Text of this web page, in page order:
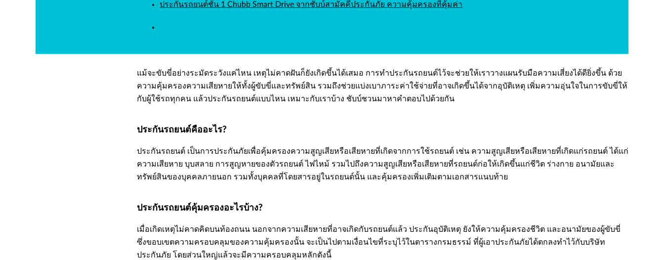
ประกันรถยนต์ชั้น 1 Chubb Smart Drive จากชับบ์สามัคคีประกันภัย ความคุ้มครองที่คุ้มค่า
แม้จะขับขี่อย่างระมัดระวังแค่ไหน เหตุไม่คาดฝันก็ยังเกิดขึ้นได้เสมอ การทำประกันรถยนต์ไว้จะช่วยให้เราวางแผนรับมือความเสี่ยงได้ดียิ่งขึ้น ด้วย
ความคุ้มครองความเสียหายให้ทั้งผู้ขับขี่และทรัพย์สิน รวมถึงช่วยแบ่งเบาภาระค่าใช้จ่ายที่อาจเกิดขึ้นได้จากอุบัติเหตุ เพิ่มความอุ่นใจในการขับขี่ให้
กับผู้ใช้รถทุกคน แล้วประกันรถยนต์แบบไหน เหมาะกับเราบ้าง ชับบ์ชวนมาหาคำตอบไปด้วยกัน
ประกันรถยนต์คืออะไร?
ประกันรถยนต์ เป็นการประกันภัยเพื่อคุ้มครองความสูญเสียหรือเสียหายที่เกิดจากการใช้รถยนต์ เช่น ความสูญเสียหรือเสียหายที่เกิดแก่รถยนต์ ได้แก่
ความเสียหาย บุบสลาย การสูญหายของตัวรถยนต์ ไฟไหม้ รวมไปถึงความสูญเสียหรือเสียหายที่รถยนต์ก่อให้เกิดขึ้นแก่ชีวิต ร่างกาย อนามัยและ
ทรัพย์สินของบุคคลภายนอก รวมทั้งบุคคลที่โดยสารอยู่ในรถยนต์นั้น และคุ้มครองเพิ่มเติมตามเอกสารแนบท้าย
ประกันรถยนต์คุ้มครองอะไรบ้าง?
เมื่อเกิดเหตุไม่คาดคิดบนท้องถนน นอกจากความเสียหายที่อาจเกิดกับรถยนต์แล้ว ประกันอุบัติเหตุ ยังให้ความคุ้มครองชีวิต และอนามัยของผู้ขับขี่
ซึ่งขอบเขตความครอบคลุมของความคุ้มครองนั้น จะเป็นไปตามเงื่อนไขที่ระบุไว้ในตารางกรมธรรม์ ที่ผู้เอาประกันภัยได้ตกลงทำไว้กับบริษัท
ประกันภัย โดยส่วนใหญ่แล้วจะมีความครอบคลุมหลักดังนี้